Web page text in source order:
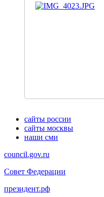
сайты россии
сайты москвы
наши сми
council.gov.ru
Совет Федерации
президент.рф